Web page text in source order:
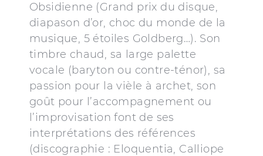
Obsidienne (Grand prix du disque,
diapason d’or, choc du monde de la
musique, 5 étoiles Goldberg…). Son
timbre chaud, sa large palette
vocale (baryton ou contre-ténor), sa
passion pour la vièle à archet, son
goût pour l’accompagnement ou
l’improvisation font de ses
interprétations des références
(discographie : Eloquentia, Calliope